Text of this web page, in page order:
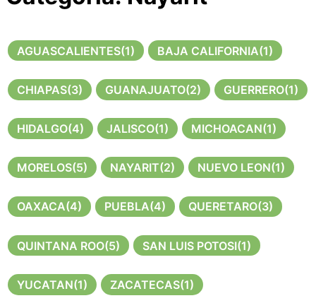
AGUASCALIENTES(1) BAJA CALIFORNIA(1)
CHIAPAS(3) GUANAJUATO(2) GUERRERO(1)
HIDALGO(4) JALISCO(1) MICHOACAN(1)
MORELOS(5) NAYARIT(2) NUEVO LEON(1)
OAXACA(4) PUEBLA(4) QUERETARO(3)
QUINTANA ROO(5) SAN LUIS POTOSI(1)
YUCATAN(1) ZACATECAS(1)